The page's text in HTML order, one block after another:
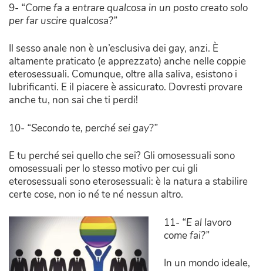
9- “Come fa a entrare qualcosa in un posto creato solo
per far uscire qualcosa?”
Il sesso anale non è un’esclusiva dei gay, anzi. È
altamente praticato (e apprezzato) anche nelle coppie
eterosessuali. Comunque, oltre alla saliva, esistono i
lubrificanti. E il piacere è assicurato. Dovresti provare
anche tu, non sai che ti perdi!
10- “Secondo te, perché sei gay?”
E tu perché sei quello che sei? Gli omosessuali sono
omosessuali per lo stesso motivo per cui gli
eterosessuali sono eterosessuali: è la natura a stabilire
certe cose, non io né te né nessun altro.
11- “E al lavoro
come fai?”
In un mondo ideale,